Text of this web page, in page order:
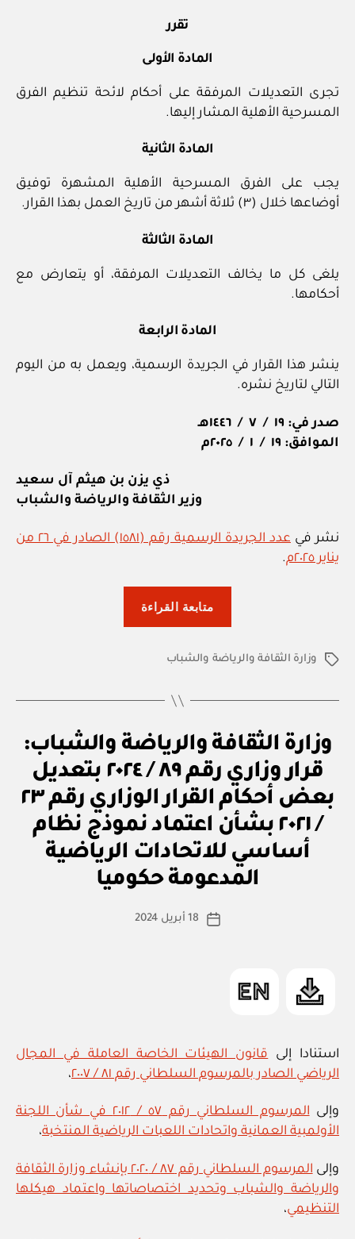
تقرر
المادة الأولى
تجرى التعديلات المرفقة على أحكام لائحة تنظيم الفرق
المسرحية الأهلية المشار إليها.
المادة الثانية
يجب على الفرق المسرحية الأهلية المشهرة توفيق
أوضاعها خلال (٣) ثلاثة أشهر من تاريخ العمل بهذا القرار.
المادة الثالثة
يلغى كل ما يخالف التعديلات المرفقة، أو يتعارض مع
أحكامها.
المادة الرابعة
ينشر هذا القرار في الجريدة الرسمية، ويعمل به من اليوم
التالي لتاريخ نشره.
صدر في: ١٩ / ٧ / ١٤٤٦هـ
الموافق: ١٩ / ١ / ٢٠٢٥م
ذي يزن بن هيثم آل سعيد
وزير الثقافة والرياضة والشباب
نشر في
عدد الجريدة الرسمية رقم (١٥٨١) الصادر في ٢٦ من
يناير ٢٠٢٥م
.
متابعة القراءة
وزاري
١٢
/
٢٠٢٥
بتعديل
بعض
أحكام
لائحة
الوسوموزارة الثقافة والرياضة والشباب
التصنيفات
وزارة الثقافة والرياضة والشباب:
قرار وزاري رقم ٨٩ / ٢٠٢٤ بتعديل
بعض أحكام القرار الوزاري رقم ٢٣
/ ٢٠٢١ بشأن اعتماد نموذج نظام
أساسي للاتحادات الرياضية
المدعومة حكوميا
كاتب
بو
ا
س
ة
تاريخ
18 أبريل 2024
استنادا إلى قانون الهيئات الخاصة العاملة في المجال
الرياضي الصادر بالمرسوم السلطاني رقم ٨١ / ٢٠٠٧
،
وإلى
المرسوم السلطاني رقم ٥٧ / ٢٠١٢ في شأن اللجنة
الأولمبية العمانية واتحادات اللعبات الرياضية المنتخبة،
وإلى
المرسوم السلطاني رقم ٨٧ / ٢٠٢٠ بإنشاء وزارة الثقافة
والرياضة والشباب وتحديد اختصاصاتها واعتماد هيكلها
التنظيمي،